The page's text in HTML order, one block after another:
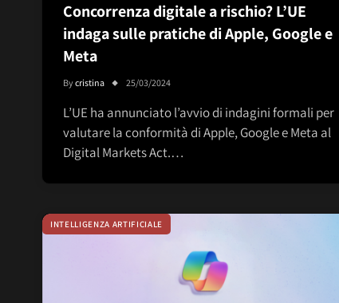
Concorrenza digitale a rischio? L’UE
indaga sulle pratiche di Apple, Google e
Meta
Bycristina 25/03/2024
L’UE ha annunciato l’avvio di indagini formali per
valutare la conformità di Apple, Google e Meta al
Digital Markets Act.…
INTELLIGENZA ARTIFICIALE